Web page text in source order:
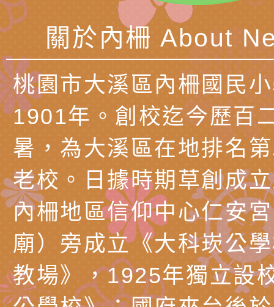
「櫻桃小丸子原作
展」
檢送桃園市政府LED
字稿及LCD託播影（
轉知國立臺灣師範大
「115學年度身心障
知能研習」
檢送桃園市政府LED
字稿
函轉國立臺灣師範大
「115學年度身心障
知能研習」
有關桃園市八德區大
學辦理「音樂班第27
樂會-憶起玩樂」
檢送桃園市政府家庭
「小桃家5月課程資
子的人際必修課」、
代的親職教養」海報
檢送「小桃家幸福+
實體座談會」海報
函轉臺北市勞動力重
委託辦理「2026臺
摩據點視覺設計競賽
檢送桃園市政府LED
字稿
函轉教育部訂於115
關於內柵 About
桃園市大溪區內柵國民
1901年。創校迄今歷百
暑，為大溪區在地排名
老校。日據時期草創成
內柵地區信仰中心仁安
廟）旁成立《大科崁公
教場》，1925年獨立設